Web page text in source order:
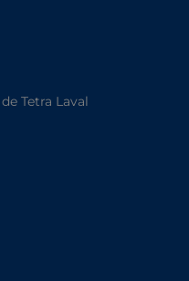
Tetra Laval